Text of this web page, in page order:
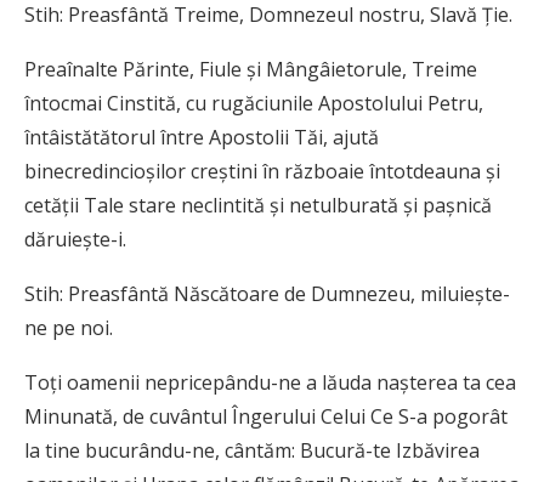
Stih: Preasfântă Treime, Domnezeul nostru, Slavă Ţie.
Preaînalte Părinte, Fiule şi Mângâietorule, Treime
întocmai Cinstită, cu rugăciunile Apostolului Petru,
întâistătătorul între Apostolii Tăi, ajută
binecredincioşilor creştini în războaie întotdeauna şi
cetăţii Tale stare neclintită şi netulburată şi paşnică
dăruieşte-i.
Stih: Preasfântă Născătoare de Dumnezeu, miluieşte-
ne pe noi.
Toţi oamenii nepricepându-ne a lăuda naşterea ta cea
Minunată, de cuvântul Îngerului Celui Ce S-a pogorât
la tine bucurându-ne, cântăm: Bucură-te Izbăvirea